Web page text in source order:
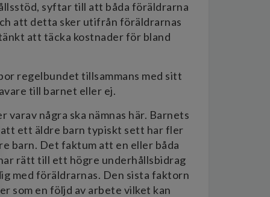
syftar till att båda föräldrarna
att detta sker utifrån föräldrarnas
att täcka kostnader för bland
regelbundet tillsammans med sitt
till barnet eller ej.
några ska nämnas här. Barnets
ett äldre barn typiskt sett har fler
barn. Det faktum att en eller båda
rätt till ett högre underhållsbidrag
med föräldrarnas. Den sista faktorn
som en följd av arbete vilket kan